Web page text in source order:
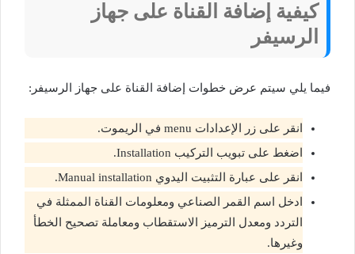
كيفية إضافة القناة على جهاز
الرسيفر
فيما يلي سيتم عرض خطوات إضافة القناة على جهاز الرسيفر:
انقر على زر الإعدادات menu في الريموت.
اضغط على تبويب التركيب Installation.
انقر على عبارة التثبيت اليدوي Manual installation.
ادخل اسم القمر الصناعي ومعلومات القناة الممثلة في
التردد ومعدل الترميز الاستقطاب ومعاملة تصحيح الخطأ
وغيرها.